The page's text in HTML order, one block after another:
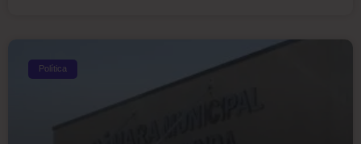
Política